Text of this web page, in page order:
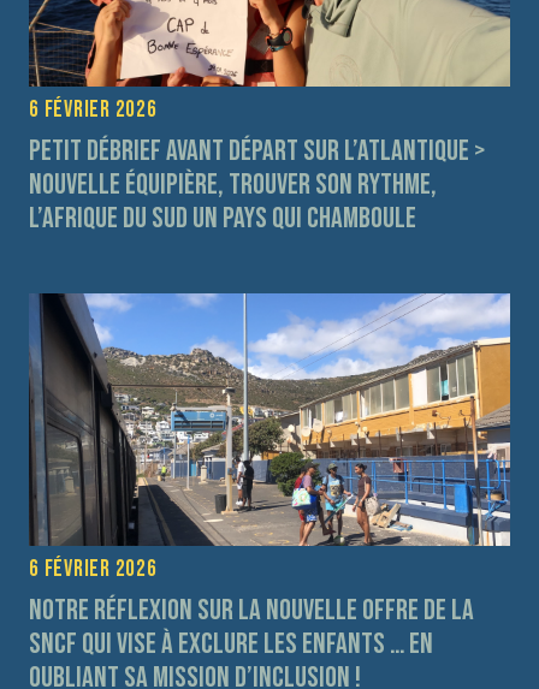
6 février 2026
Petit débrief avant départ sur l’Atlantique >
Nouvelle équipière, trouver son rythme,
l’Afrique du Sud un pays qui chamboule
6 février 2026
Notre réflexion sur la nouvelle offre de la
SNCF qui vise à exclure les enfants … en
oubliant sa mission d’inclusion !